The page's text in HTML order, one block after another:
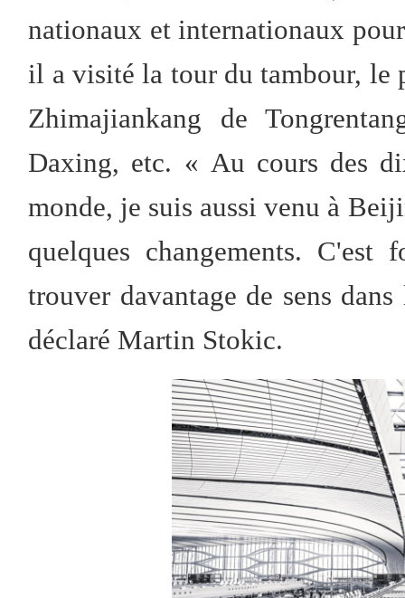
nationaux et internationaux
il a visité la tour du tambour, le
Zhimajiankang de
Daxing, etc. « Au cours des
monde, je suis aussi venu à
quelques changements.
trouver davantage de sens
déclaré Martin Stokic.